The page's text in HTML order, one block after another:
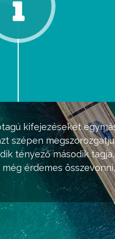
kifejezéseket
szépen
tényező második tagja,
érdemes